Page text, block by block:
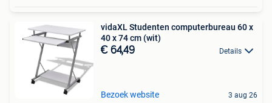
vidaXL Studenten computerbureau 60 x
40 x 74 cm (wit)
€ 64,49 Details
Bezoek website 3 aug 26